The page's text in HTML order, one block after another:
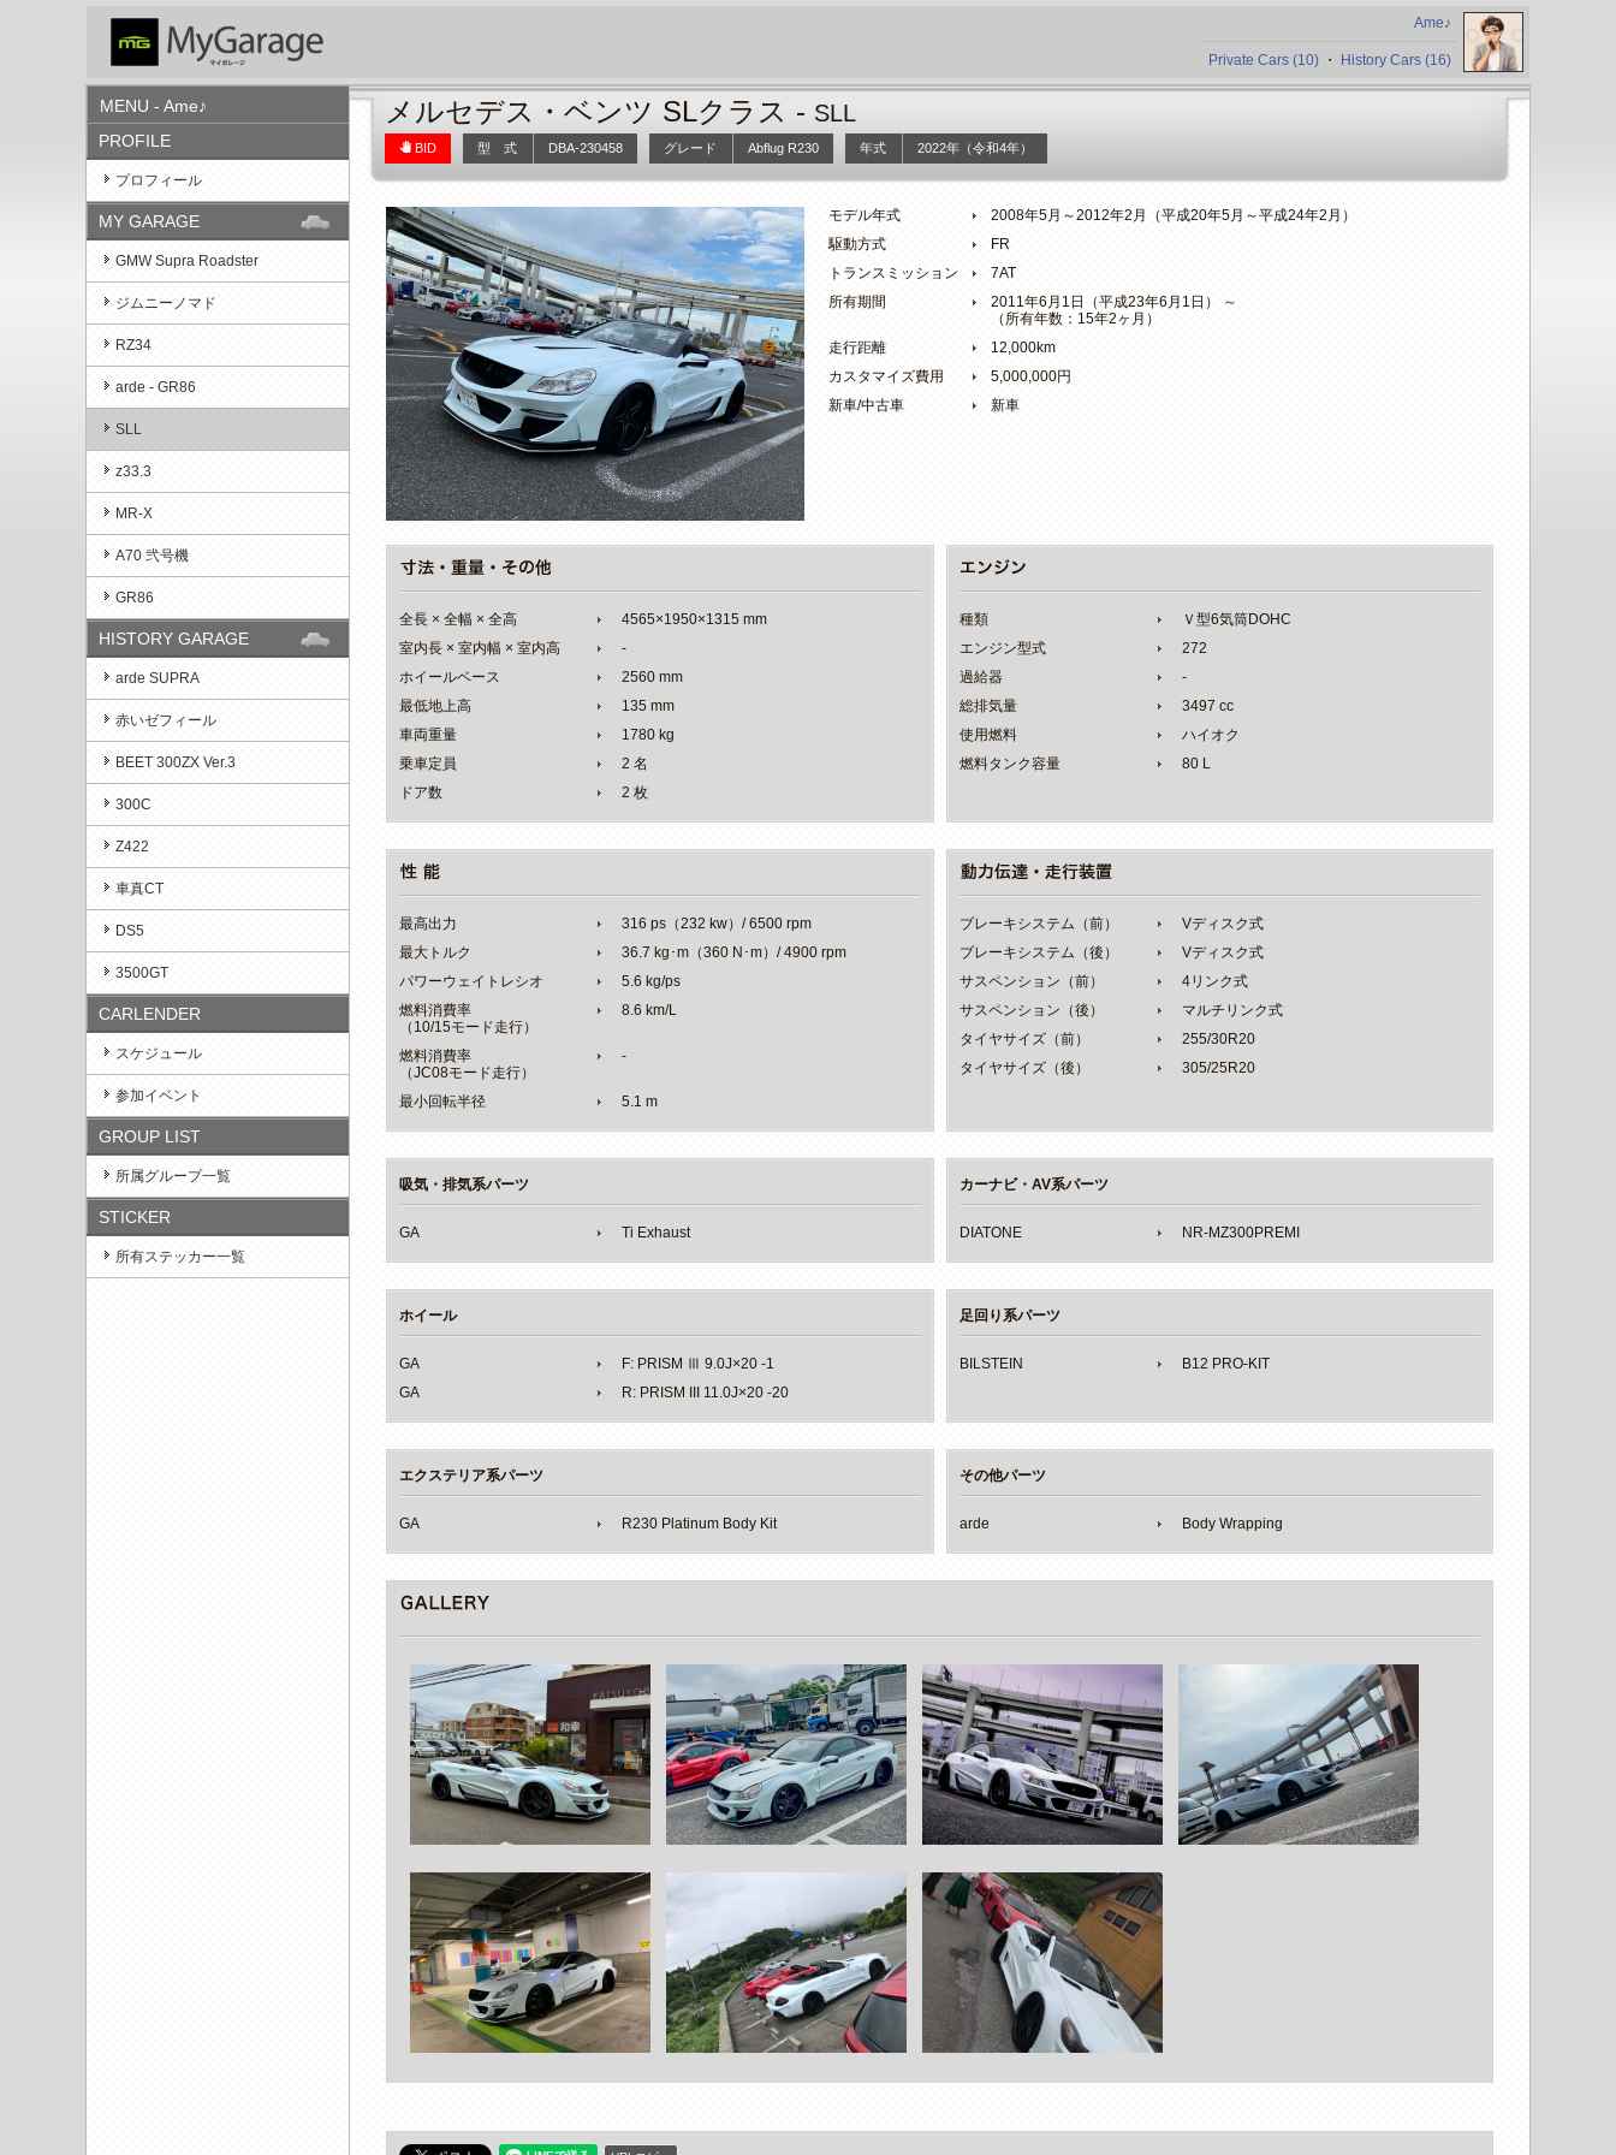
Ame♪
Private Cars (10) ・ History Cars (16)
MENU - Ame♪
PROFILE
プロフィール
MY GARAGE
GMW Supra Roadster
ジムニーノマド
RZ34
arde - GR86
SLL
z33.3
MR-X
A70 弐号機
GR86
HISTORY GARAGE
arde SUPRA
赤いゼフィール
BEET 300ZX Ver.3
300C
Z422
車真CT
DS5
3500GT
CARLENDER
スケジュール
参加イベント
GROUP LIST
所属グループ一覧
STICKER
所有ステッカー一覧
メルセデス・ベンツ SLクラス - SLL
pan_tool BID 型 式 DBA-230458 グレード Abflug R230 年式 2022年（令和4年）
モデル年式
2008年5月～2012年2月（平成20年5月～平成24年2月）
駆動方式
FR
トランスミッション
7AT
所有期間
2011年6月1日（平成23年6月1日） ～
（所有年数：15年2ヶ月）
走行距離
12,000km
カスタマイズ費用
5,000,000円
新車/中古車
新車
全長 × 全幅 × 全高
4565×1950×1315 mm
室内長 × 室内幅 × 室内高
-
ホイールベース
2560 mm
最低地上高
135 mm
車両重量
1780 kg
乗車定員
2 名
ドア数
2 枚
最高出力
316 ps（232 kw）/ 6500 rpm
最大トルク
36.7 kg･m（360 N･m）/ 4900 rpm
パワーウェイトレシオ
5.6 kg/ps
燃料消費率
（10/15モード走行）
8.6 km/L
燃料消費率
（JC08モード走行）
-
最小回転半径 5.1 m
種類
Ｖ型6気筒DOHC
エンジン型式
272
過給器
-
総排気量
3497 cc
使用燃料
ハイオク
燃料タンク容量
80 L
ブレーキシステム（前）
Vディスク式
ブレーキシステム（後）
Vディスク式
サスペンション（前）
4リンク式
サスペンション（後）
マルチリンク式
タイヤサイズ（前）
255/30R20
タイヤサイズ（後）
305/25R20
吸気・排気系パーツ
GA Ti Exhaust
カーナビ・AV系パーツ
DIATONE NR-MZ300PREMI
ホイール
GA
F: PRISM Ⅲ 9.0J×20 -1
GA
R: PRISM III 11.0J×20 -20
足回り系パーツ
BILSTEIN B12 PRO-KIT
エクステリア系パーツ
GA R230 Platinum Body Kit
その他パーツ
arde Body Wrapping